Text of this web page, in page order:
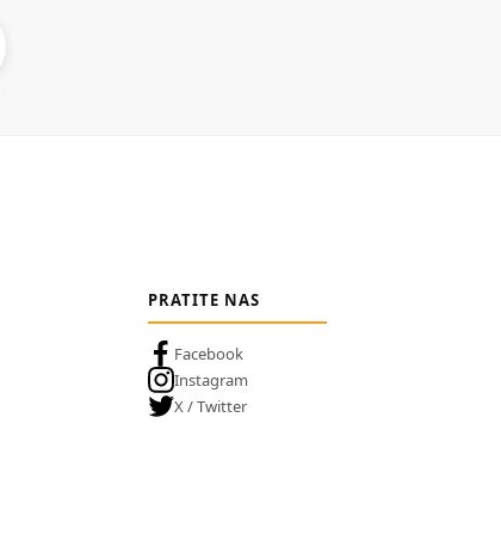
PRATITE NAS
Facebook
Instagram
X / Twitter